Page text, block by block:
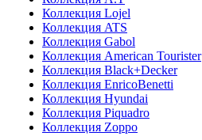
Коллекция Lojel
Коллекция ATS
Коллекция Gabol
Коллекция American Tourister
Коллекция Black+Decker
Коллекция EnricoBenetti
Коллекция Hyundai
Коллекция Piquadro
Коллекция Zoppo